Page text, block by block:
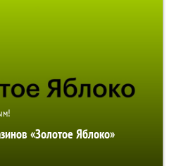
«Золотое Яблоко»